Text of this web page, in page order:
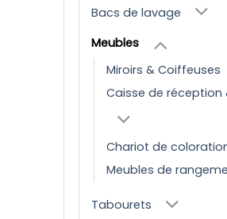
Bacs de lavage
Meubles
Miroirs & Coiffeuses
Caisse de réception
Chariot de
Meubles de
Tabourets